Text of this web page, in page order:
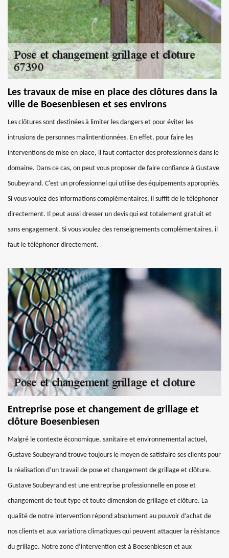
Les travaux de mise en place des clôtures dans la
ville de Boesenbiesen et ses environs
Les clôtures sont destinées à limiter les dangers et pour éviter les
intrusions de personnes malintentionnées. En effet, pour faire les
interventions de mise en place, il faut contacter des professionnels dans le
domaine. Dans ce cas, on peut vous proposer de faire confiance à Gustave
Soubeyrand. C'est un professionnel qui utilise des équipements appropriés.
Si vous voulez des informations complémentaires, il suffit de le téléphoner
directement. Il peut aussi dresser un devis qui est totalement gratuit et
sans engagement. Si vous voulez des renseignements complémentaires, il
faut le téléphoner directement.
Entreprise pose et changement de grillage et
clôture Boesenbiesen
Malgré le contexte économique, sanitaire et environnemental actuel,
Gustave Soubeyrand trouve toujours le moyen de satisfaire ses clients pour
la réalisation d’un travail de pose et changement de grillage et clôture.
Gustave Soubeyrand est une entreprise professionnelle en pose et
changement de tout type et toute dimension de grillage et clôture. La
qualité de notre intervention répond absolument au pouvoir d’achat de
nos clients et aux variations climatiques qui peuvent attaquer la résistance
du grillage. Notre zone d’intervention est à Boesenbiesen et aux